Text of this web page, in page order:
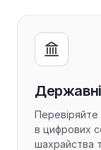
Державні
Перевіряйте
в цифрових
шахрайства